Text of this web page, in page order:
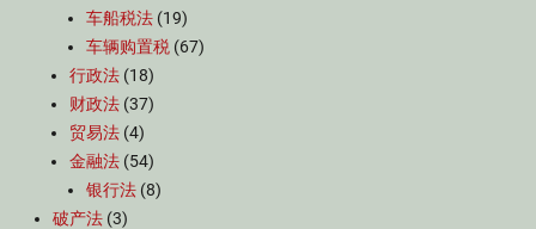
车船税法 (19)
车辆购置税 (67)
行政法 (18)
财政法 (37)
贸易法 (4)
金融法 (54)
银行法 (8)
破产法 (3)